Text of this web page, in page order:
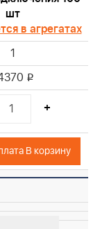
шт
в агрегатах
1
i
+
В корзину